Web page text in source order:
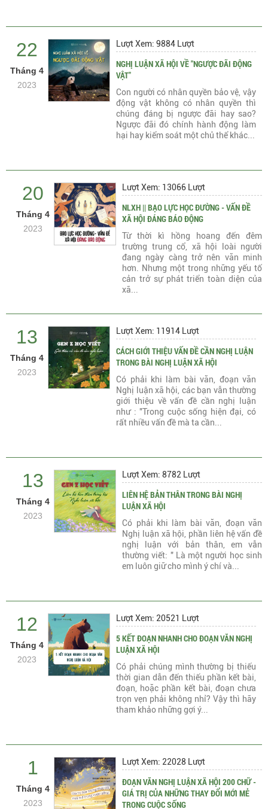
22
Tháng 4
2023
Lượt Xem: 9884 Lượt
NGHỊ LUẬN XÃ HỘI VỀ "NGƯỢC ĐÃI ĐỘNG
VẬT"
Con người có nhân quyền bảo vệ, vậy
động vật không có nhân quyền thì
chúng đáng bị ngược đãi hay sao?
Ngược đãi đó chính hành động làm
hại hay kiểm soát một chủ thể khác...
20
Tháng 4
2023
Lượt Xem: 13066 Lượt
NLXH || BẠO LỰC HỌC ĐƯỜNG - VẤN ĐỀ
XÃ HỘI ĐÁNG BÁO ĐỘNG
Từ thời kì hồng hoang đến đêm
trường trung cổ, xã hội loài người
đang ngày càng trở nên văn minh
hơn. Nhưng một trong những yếu tố
cản trở sự phát triển toàn diện của
xã...
13
Tháng 4
2023
Lượt Xem: 11914 Lượt
CÁCH GIỚI THIỆU VẤN ĐỀ CẦN NGHỊ LUẬN
TRONG BÀI NGHỊ LUẬN XÃ HỘI
Có phải khi làm bài văn, đoạn văn
Nghị luận xã hội, các bạn vẫn thường
giới thiệu về vấn đề cần nghị luận
như : "Trong cuộc sống hiện đại, có
rất nhiều vấn đề mà ta cần...
13
Tháng 4
2023
Lượt Xem: 8782 Lượt
LIÊN HỆ BẢN THÂN TRONG BÀI NGHỊ
LUẬN XÃ HỘI
Có phải khi làm bài văn, đoạn văn
Nghị luận xã hội, phần liên hệ vấn đề
nghị luận với bản thân, em vẫn
thường viết: " Là một người học sinh
em luôn giữ cho mình ý chí và...
12
Tháng 4
2023
Lượt Xem: 20521 Lượt
5 KẾT ĐOẠN NHANH CHO ĐOẠN VĂN NGHỊ
LUẬN XÃ HỘI
Có phải chúng mình thường bị thiếu
thời gian dẫn đến thiếu phần kết bài,
đoạn, hoặc phần kết bài, đoạn chưa
trọn vẹn phải không nhỉ? Vậy thì hãy
tham khảo những gợi ý...
1
Tháng 4
2023
Lượt Xem: 22028 Lượt
ĐOẠN VĂN NGHỊ LUẬN XÃ HỘI 200 CHỮ -
GIÁ TRỊ CỦA NHỮNG THAY ĐỔI MỚI MẺ
TRONG CUỘC SỐNG